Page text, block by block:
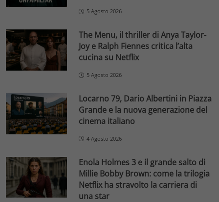
5 Agosto 2026
The Menu, il thriller di Anya Taylor-
Joy e Ralph Fiennes critica l’alta
cucina su Netflix
5 Agosto 2026
Locarno 79, Dario Albertini in Piazza
Grande e la nuova generazione del
cinema italiano
4 Agosto 2026
Enola Holmes 3 e il grande salto di
Millie Bobby Brown: come la trilogia
Netflix ha stravolto la carriera di
una star